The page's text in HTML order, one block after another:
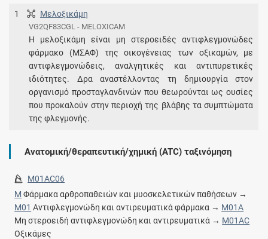
1 Μελοξικάμη
VG2QF83CGL - MELOXICAM
Η μελοξικάμη είναι μη στεροειδές αντιφλεγμονώδες
φάρμακο (ΜΣΑΦ) της οικογένειας των οξικαμών, με
αντιφλεγμονώδεις, αναλγητικές και αντιπυρετικές
ιδιότητες. Δρα αναστέλλοντας τη δημιουργία στον
οργανισμό προσταγλανδινών που θεωρούνται ως ουσίες
που προκαλούν στην περιοχή της βλάβης τα συμπτώματα
της φλεγμονής.
Ανατομική/θεραπευτική/χημική (ATC) ταξινόμηση
M01AC06
M Φάρμακα αρθροπαθειών και μυοσκελετικών παθήσεων →
M01 Αντιφλεγμονώδη και αντιρευματικά φάρμακα → M01A
Μη στεροειδή αντιφλεγμονώδη και αντιρευματικά → M01AC
Οξικάμες